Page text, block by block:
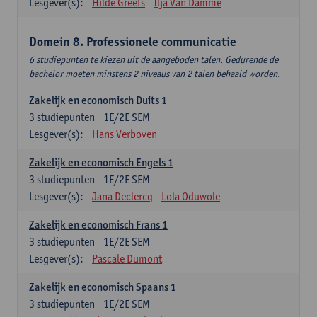
Domein 8. Professionele communicatie
6 studiepunten te kiezen uit de aangeboden talen. Gedurende de
bachelor moeten minstens 2 niveaus van 2 talen behaald worden.
Zakelijk en economisch Duits 1
1E/2E SEM
3 studiepunten
Lesgever(s):
Hans Verboven
Zakelijk en economisch Engels 1
1E/2E SEM
3 studiepunten
Lesgever(s):
Jana Declercq Lola Oduwole
Zakelijk en economisch Frans 1
1E/2E SEM
3 studiepunten
Lesgever(s):
Pascale Dumont
Zakelijk en economisch Spaans 1
1E/2E SEM
3 studiepunten